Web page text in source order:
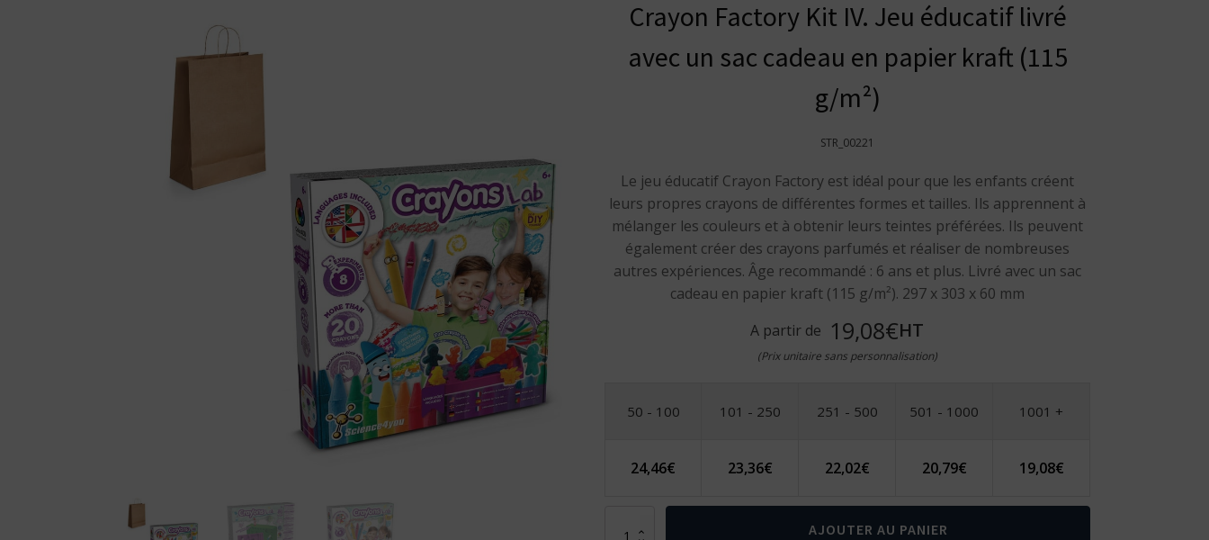
Crayon Factory Kit IV. Jeu éducatif livré
avec un sac cadeau en papier kraft (115
g/m²)
STR_00221
Le jeu éducatif Crayon Factory est idéal pour que les enfants créent
leurs propres crayons de différentes formes et tailles. Ils apprennent à
mélanger les couleurs et à obtenir leurs teintes préférées. Ils peuvent
également créer des crayons parfumés et réaliser de nombreuses
autres expériences. Âge recommandé : 6 ans et plus. Livré avec un sac
cadeau en papier kraft (115 g/m²). 297 x 303 x 60 mm
A partir de 19,08€HT
(Prix unitaire sans personnalisation)
50 - 100 101 - 250 251 - 500 501 - 1000 1001 +
24,46€ 23,36€ 22,02€ 20,79€ 19,08€
AJOUTER AU PANIER